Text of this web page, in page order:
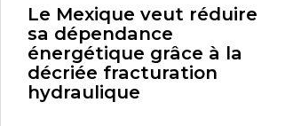
Le Mexique veut réduire
sa dépendance
énergétique grâce à la
décriée fracturation
hydraulique